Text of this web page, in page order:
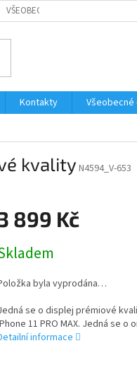
VŠEOBECNÉ OBCHODNÍ PODMÍNKY
Kontakty
kvality N4594_V-653
899 Kč
byla vyprodána…
se o displej prémiové
11 PRO MAX. Jedná se o
informace